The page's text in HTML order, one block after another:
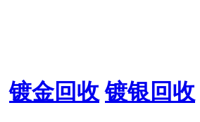
镀金回收 镀银回收